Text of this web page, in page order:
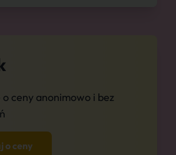
ceny anonimowo i bez
o ceny